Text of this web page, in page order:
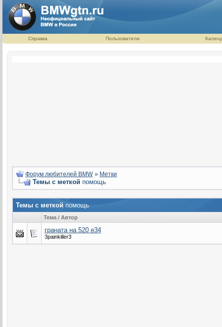
Справка Пользователи
Форум любителей BMW » Метки
Темы с меткой помощь
Темы с меткой помощь
Тема / Автор
граната на 520 e34
3painkiller3